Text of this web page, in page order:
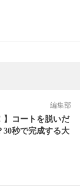
編集部
】コートを脱いだ
30秒で完成する大